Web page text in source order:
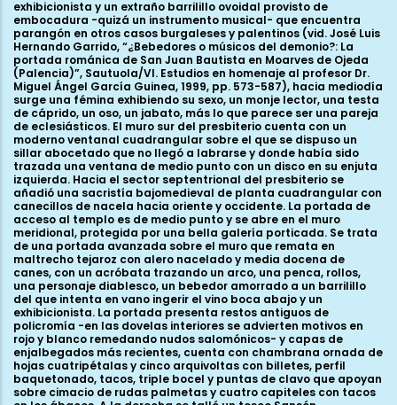
exhibicionista y un extraño barrilillo ovoidal provisto de
embocadura -quizá un instrumento musical- que encuentra
parangón en otros casos burgaleses y palentinos (vid. José Luis
Hernando Garrido, “¿Bebedores o músicos del demonio?: La
portada románica de San Juan Bautista en Moarves de Ojeda
(Palencia)”, Sautuola/VI. Estudios en homenaje al profesor Dr.
Miguel Ángel García Guinea, 1999, pp. 573-587), hacia mediodía
surge una fémina exhibiendo su sexo, un monje lector, una testa
de cáprido, un oso, un jabato, más lo que parece ser una pareja
de eclesiásticos. El muro sur del presbiterio cuenta con un
moderno ventanal cuadrangular sobre el que se dispuso un
sillar abocetado que no llegó a labrarse y donde había sido
trazada una ventana de medio punto con un disco en su enjuta
izquierda. Hacia el sector septentrional del presbiterio se
añadió una sacristía bajomedieval de planta cuadrangular con
canecillos de nacela hacia oriente y occidente. La portada de
acceso al templo es de medio punto y se abre en el muro
meridional, protegida por una bella galería porticada. Se trata
de una portada avanzada sobre el muro que remata en
maltrecho tejaroz con alero nacelado y media docena de
canes, con un acróbata trazando un arco, una penca, rollos,
una personaje diablesco, un bebedor amorrado a un barrilillo
del que intenta en vano ingerir el vino boca abajo y un
exhibicionista. La portada presenta restos antiguos de
policromía -en las dovelas interiores se advierten motivos en
rojo y blanco remedando nudos salomónicos- y capas de
enjalbegados más recientes, cuenta con chambrana ornada de
hojas cuatripétalas y cinco arquivoltas con billetes, perfil
baquetonado, tacos, triple bocel y puntas de clavo que apoyan
sobre cimacio de rudas palmetas y cuatro capiteles con tacos